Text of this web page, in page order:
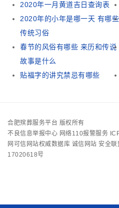
2020年一月黄道吉日查询表
2020年的小年是哪一天 有哪些
传统习俗
春节的风俗有哪些 来历和传说
故事是什么
贴福字的讲究禁忌有哪些
合肥殡葬服务平台 版权所有
不良信息举报中心 网络110报警服务
网可信网站权威数据库 诚信网站 安全联
17020618号